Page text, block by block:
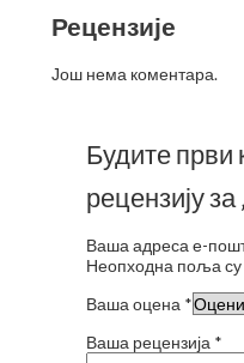
Рецензије
Још нема коментара.
Будите први
рецензију
Ваша адреса е-
Неопходна поља су
Ваша оцена *
Ваша рецензија *